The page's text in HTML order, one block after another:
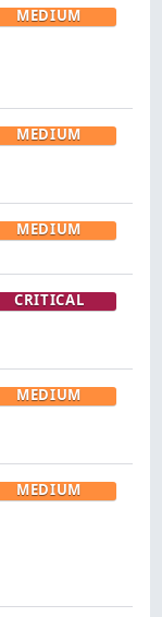
MEDIUM
MEDIUM
MEDIUM
CRITICAL
MEDIUM
MEDIUM